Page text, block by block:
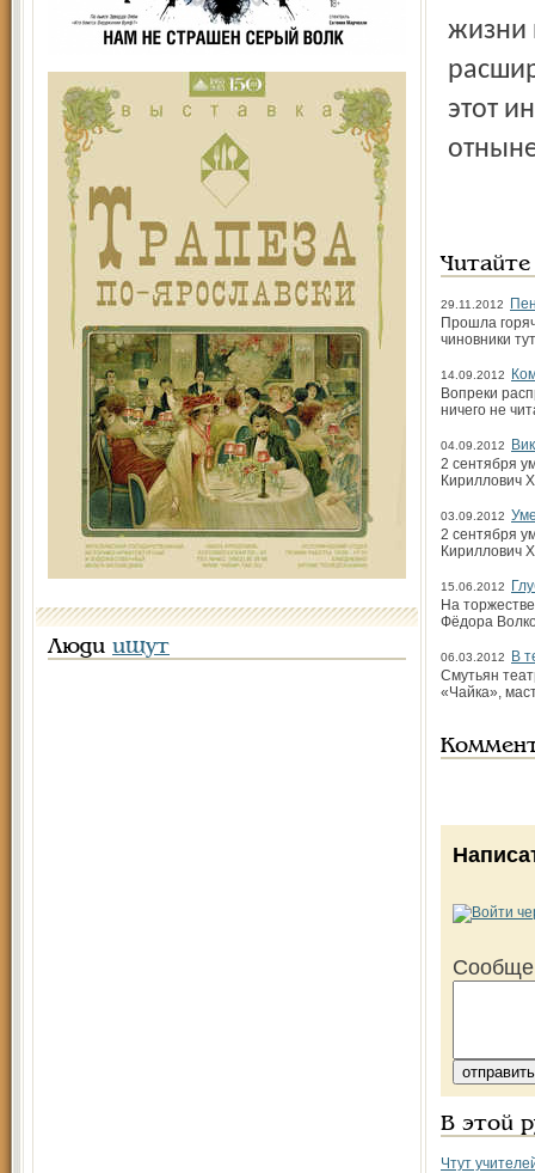
Люди ищут
жизни
этот
29.11.2012
Прошла
чиновники
14.09.2012
Вопреки
ничего не
04.09.2012
2 сентября
Кириллович
03.09.2012
2 сентября
Кириллович
15.06.2012
На
Фёдора
06.03.2012
В
Смутьян
«Чайка»,
В этой
Чтут